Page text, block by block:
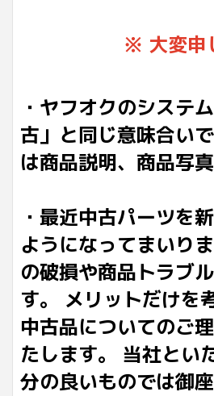
※ 大変申
・ヤフオクのシステ
古」と同じ意味合い
は商品説明、商品写
・最近中古パーツを
ようになってまいり
の破損や商品トラブ
す。 メリットだけを
中古品についてのご
たします。 当社とい
分の良いものでは御